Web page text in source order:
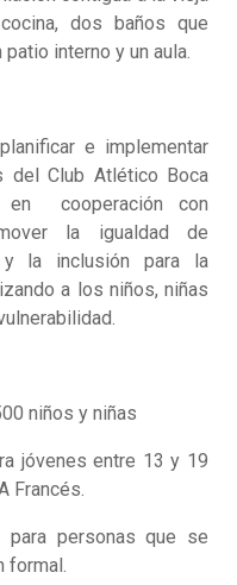
dos baños que
interno y un aula.
e implementar
del Club Atlético Boca
cooperación con
la igualdad de
y la inclusión para la
a los niños, niñas
niños y niñas
entre 13 y 19
Francés.
personas que se
formal.